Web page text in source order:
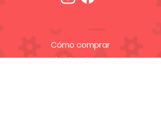
Cómo comprar
Métodos de pago